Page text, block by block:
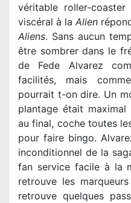
véritable roller-
viscéral à la Alien
Aliens. Sans aucun
être sombrer dans le
de Fede Alvarez
facilités, mais
pourrait t-on dire. Un
plantage était
au final, coche toutes
pour faire bingo.
inconditionnel de la
fan service facile à la
retrouve les
retrouve quelques